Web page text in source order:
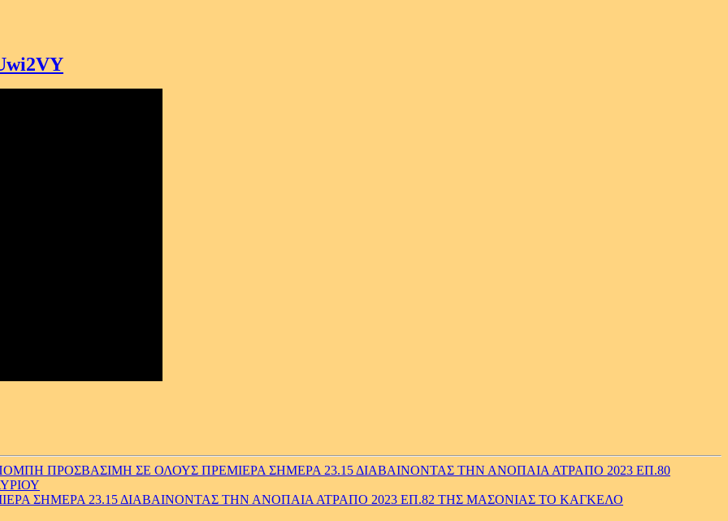
ΠΡΟΣΒΑΣΙΜΗ ΣΕ ΟΛΟΥΣ ΠΡΕΜΙΕΡΑ ΣΗΜΕΡΑ 23.15 ΔΙΑΒΑΙΝΟΝΤΑΣ ΤΗΝ ΑΝΟΠΑΙΑ ΑΤΡΑΠΟ 2023 ΕΠ.80
ΣΗΜΕΡΑ 23.15 ΔΙΑΒΑΙΝΟΝΤΑΣ ΤΗΝ ΑΝΟΠΑΙΑ ΑΤΡΑΠΟ 2023 ΕΠ.82 ΤΗΣ ΜΑΣΟΝΙΑΣ ΤΟ ΚΑΓΚΕΛΟ